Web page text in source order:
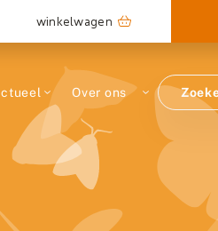
winkelwagen
Over ons